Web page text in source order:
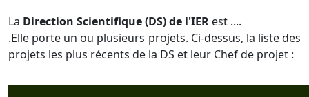
La Direction Scientifique (DS) de l'IER est ....
.Elle porte un ou plusieurs projets. Ci-dessus, la liste des
projets les plus récents de la DS et leur Chef de projet :